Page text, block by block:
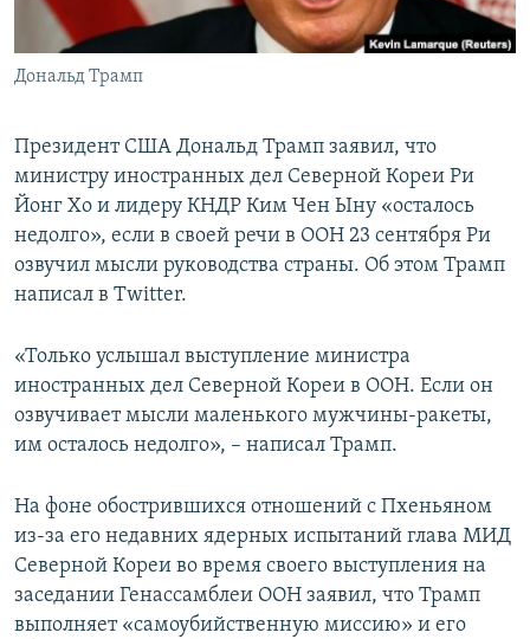
ELIFBE
УКРАИНСКАЯ ПРОБЛЕМА КРЫМА
Дональд Трамп
Президент США Дональд Трамп заявил, что
министру иностранных дел Северной Кореи Ри
Йонг Хо и лидеру КНДР Ким Чен Ыну «осталось
недолго», если в своей речи в ООН 23 сентября Ри
озвучил мысли руководства страны. Об этом Трамп
написал в Twitter.
«Только услышал выступление министра
иностранных дел Северной Кореи в ООН. Если он
озвучивает мысли маленького мужчины-ракеты,
им осталось недолго», – написал Трамп.
На фоне обострившихся отношений с Пхеньяном
из-за его недавних ядерных испытаний глава МИД
Северной Кореи во время своего выступления на
заседании Генассамблеи ООН заявил, что Трамп
выполняет «самоубийственную миссию» и его